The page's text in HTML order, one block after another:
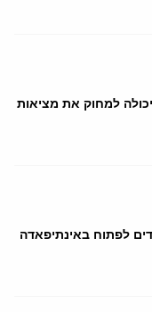
למחוק את מציאות
לפתוח באינתיפאדה